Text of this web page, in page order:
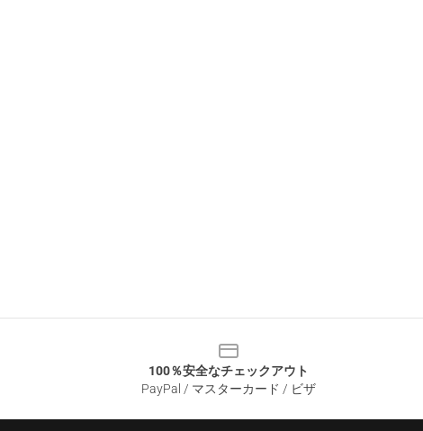
100％安全なチェックアウト
PayPal / マスターカード / ビザ